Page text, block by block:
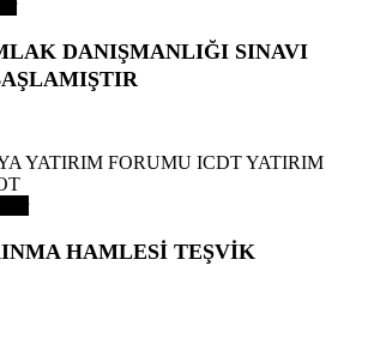
DANIŞMANLIĞI SINAVI
HAMLESİ TEŞVİK